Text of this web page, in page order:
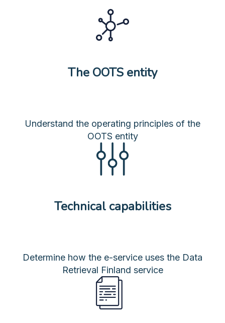
The OOTS entity
Understand the operating principles of the
OOTS entity
Technical capabilities
Determine how the e-service uses the Data
Retrieval Finland service